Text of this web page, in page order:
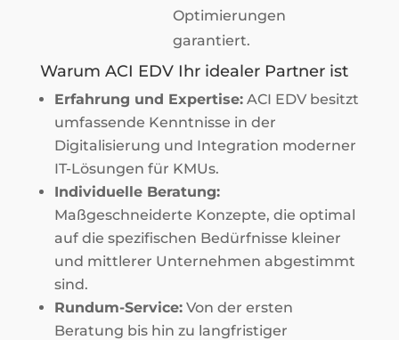
Optimierungen
garantiert.
Warum ACI EDV Ihr idealer Partner ist
Erfahrung und Expertise:ACI EDV besitzt
umfassende Kenntnisse in der
Digitalisierung und Integration moderner
IT-Lösungen für KMUs.
Individuelle Beratung:
Maßgeschneiderte Konzepte, die optimal
auf die spezifischen Bedürfnisse kleiner
und mittlerer Unternehmen abgestimmt
sind.
Rundum-Service:Von der ersten
Beratung bis hin zu langfristiger